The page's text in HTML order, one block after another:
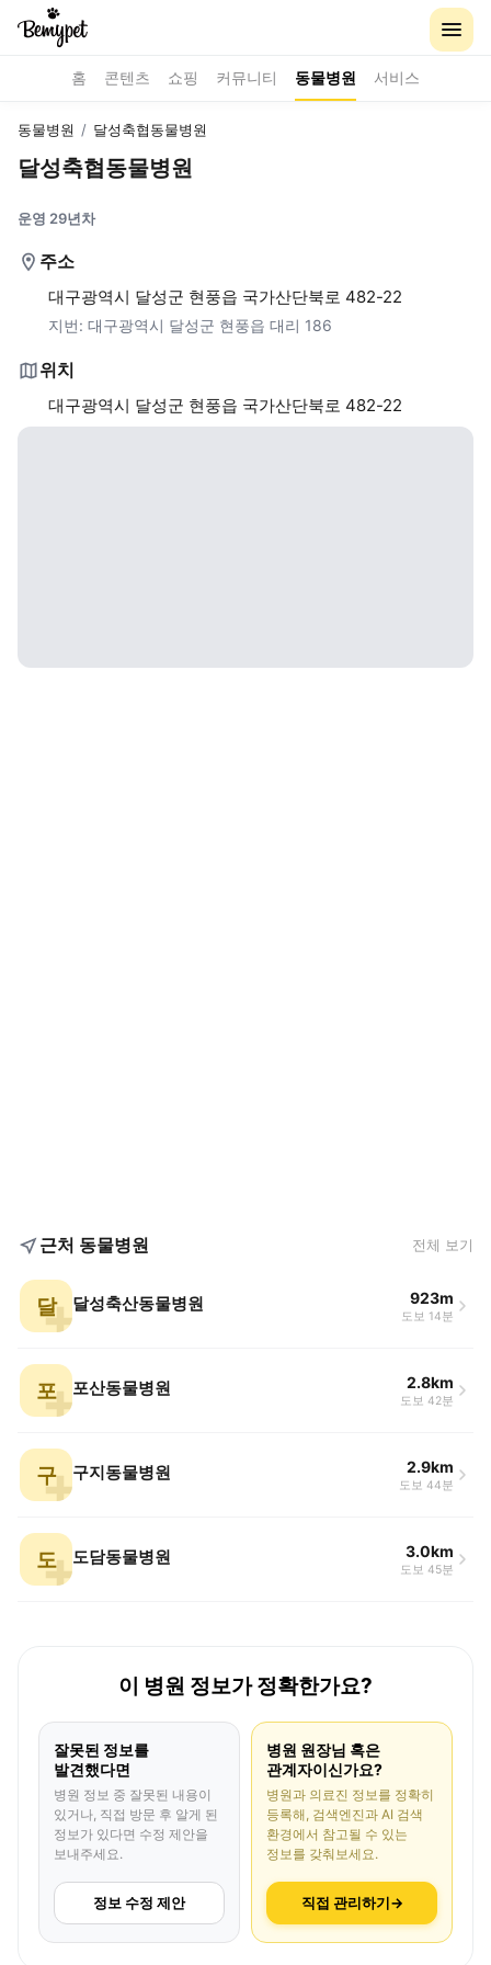
홈 콘텐츠 쇼핑 커뮤니티 동물병원 서비스
동물병원 / 달성축협동물병원
달성축협동물병원
운영 29년차
주소
대구광역시 달성군 현풍읍 국가산단북로 482-22
지번: 대구광역시 달성군 현풍읍 대리 186
위치
대구광역시 달성군 현풍읍 국가산단북로 482-22
근처 동물병원 전체 보기
달 달성축산동물병원 923m
도보 14분
포 포산동물병원 2.8km
도보 42분
구 구지동물병원 2.9km
도보 44분
도 도담동물병원 3.0km
도보 45분
이 병원 정보가 정확한가요?
잘못된 정보를
발견했다면
병원 정보 중 잘못된 내용이
있거나, 직접 방문 후 알게 된
정보가 있다면 수정 제안을
보내주세요.
정보 수정 제안
병원 원장님 혹은
관계자이신가요?
병원과 의료진 정보를 정확히
등록해, 검색엔진과 AI 검색
환경에서 참고될 수 있는
정보를 갖춰보세요.
직접 관리하기→